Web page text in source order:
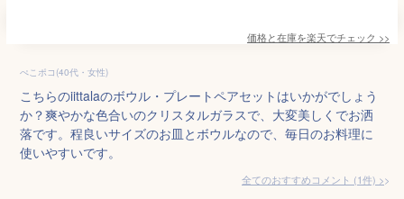
価格と在庫を楽天でチェック >>
ぺこポコ(40代・女性)
こちらのiittalaのボウル・プレートペアセットはいかがでしょう
か？爽やかな色合いのクリスタルガラスで、大変美しくでお洒
落です。程良いサイズのお皿とボウルなので、毎日のお料理に
使いやすいです。
全てのおすすめコメント (1件) >